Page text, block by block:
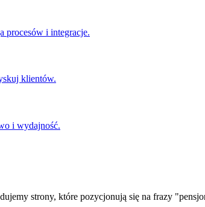
procesów i integracje.
klientów.
i wydajność.
strony, które pozycjonują się na frazy